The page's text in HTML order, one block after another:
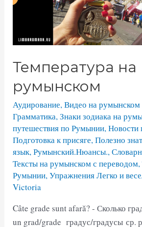
Температура на
румынском
Аудирование,Видео на румынском
Грамматика,Знаки зодиака на
путешествия по Румынии,Новости
Подготовка к присяге,Полезно
язык,Румынский.Нюансы.,
Тексты на румынском с переводом,
Румынии,Упражнения Легко и
Victoria
Câte grade sunt afară? - Сколько
un grad/grade градус/градусы ср.